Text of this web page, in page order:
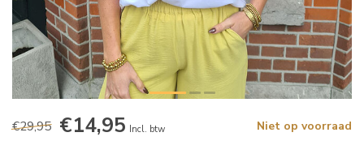
€29,95 €14,95 Incl. btw Niet op voorraad